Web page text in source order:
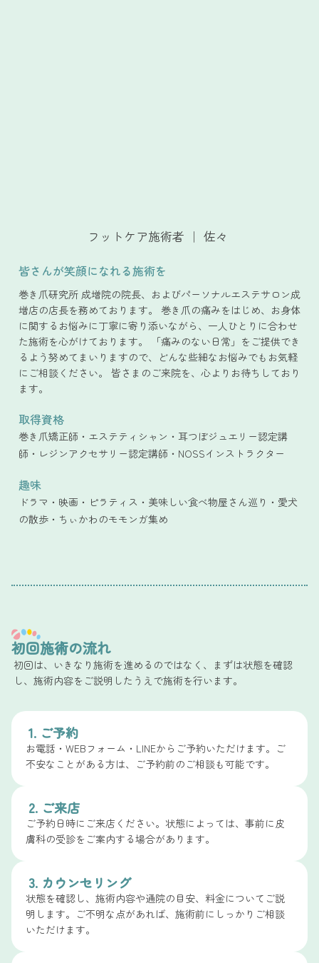
フットケア施術者 ｜ 佐々
皆さんが笑顔になれる施術を
巻き爪研究所 成増院の院長、およびパーソナルエステサロン成
増店の店長を務めております。 巻き爪の痛みをはじめ、お身体
に関するお悩みに丁寧に寄り添いながら、一人ひとりに合わせ
た施術を心がけております。 「痛みのない日常」をご提供でき
るよう努めてまいりますので、どんな些細なお悩みでもお気軽
にご相談ください。 皆さまのご来院を、心よりお待ちしており
ます。
取得資格
巻き爪矯正師・エステティシャン・耳つぼジュエリー認定講
師・レジンアクセサリー認定講師・NOSSインストラクター
趣味
ドラマ・映画・ピラティス・美味しい食べ物屋さん巡り・愛犬
の散歩・ちぃかわのモモンガ集め
初回施術の流れ
初回は、いきなり施術を進めるのではなく、まずは状態を確認
し、施術内容をご説明したうえで施術を行います。
1. ご予約
お電話・WEBフォーム・LINEからご予約いただけます。ご
不安なことがある方は、ご予約前のご相談も可能です。
2. ご来店
ご予約日時にご来店ください。状態によっては、事前に皮
膚科の受診をご案内する場合があります。
3. カウンセリング
状態を確認し、施術内容や通院の目安、料金についてご説
明します。ご不明な点があれば、施術前にしっかりご相談
いただけます。